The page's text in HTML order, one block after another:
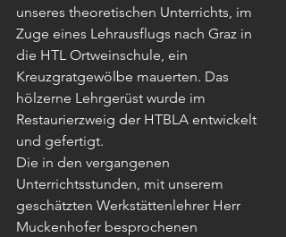
unseres theoretischen Unterrichts, im
Zuge eines Lehrausflugs nach Graz in
die HTL Ortweinschule, ein
Kreuzgratgewölbe mauerten. Das
hölzerne Lehrgerüst wurde im
Restaurierzweig der HTBLA entwickelt
und gefertigt.
Die in den vergangenen
Unterrichtsstunden, mit unserem
geschätzten Werkstättenlehrer Herr
Muckenhofer besprochenen